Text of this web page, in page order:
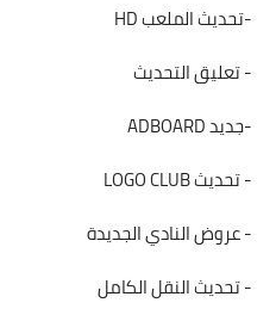
-تحديث الملعب HD
- تعليق التحديث
-جديد ADBOARD
- تحديث LOGO CLUB
- عروض النادي الجديدة
- تحديث النقل الكامل